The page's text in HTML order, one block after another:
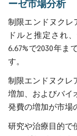
ーゼ市場分析
制限エンドヌクレ
ドルと推定され
6.67%で2030年ま
す。
制限エンドヌクレ
増加、およびバイ
発費の増加が市場
研究や治療目的で